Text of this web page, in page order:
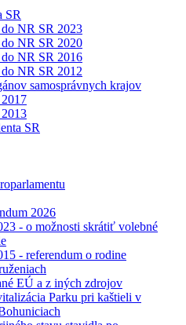
SR
NR SR 2023
NR SR 2020
NR SR 2016
NR SR 2012
samosprávnych krajov
SR
2026
- o možnosti skrátiť volebné
- referendum o rodine
EÚ a z iných zdrojov
Parku pri kaštieli v